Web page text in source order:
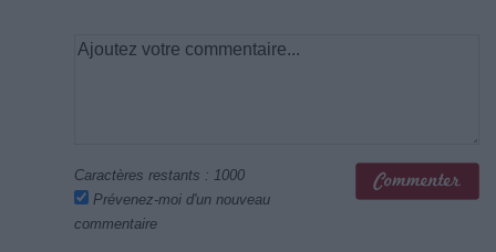
Caractères restants : 1000
Prévenez-moi d'un nouveau
commentaire